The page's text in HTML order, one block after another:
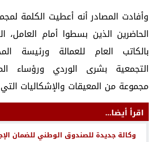
وأفادت المصادر أنه أعطيت الكلمة
الحاضرين الذين بسطوا أمام العامل،
بالكاتب العام للعمالة ورئيسة
التجمعية بشرى الوردي ورؤساء
مجموعة من المعيقات والإشكاليات
اقرأ أيضا...
وكالة جديدة للصندوق الوطني للضمان